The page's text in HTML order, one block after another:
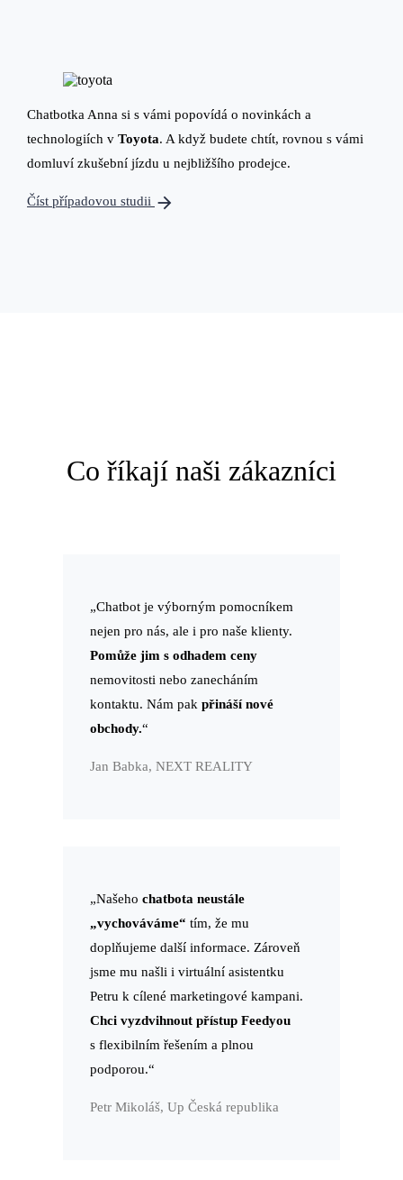
Chatbotka Anna si s vámi popovídá o novinkách a
technologiích v Toyota. A když budete chtít, rovnou s vámi
domluví zkušební jízdu u nejbližšího prodejce.
Číst případovou studii arrow_forward
Co říkají naši zákazníci
„Chatbot je výborným pomocníkem
nejen pro nás, ale i pro naše klienty.
Pomůže jim s odhadem ceny
nemovitosti nebo zanecháním
kontaktu. Nám pak přináší nové
obchody.“
Jan Babka, NEXT REALITY
„Našeho chatbota neustále
„vychováváme“ tím, že mu
doplňujeme další informace. Zároveň
jsme mu našli i virtuální asistentku
Petru k cílené marketingové kampani.
Chci vyzdvihnout přístup Feedyou
s flexibilním řešením a plnou
podporou.“
Petr Mikoláš, Up Česká republika